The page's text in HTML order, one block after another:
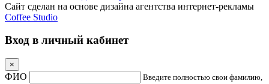
Сайт сделан на основе дизайна агентства интернет-рекламы
Coffee Studio
Вход в личный кабинет
×
ФИО
Введите полностью свои фамилию,